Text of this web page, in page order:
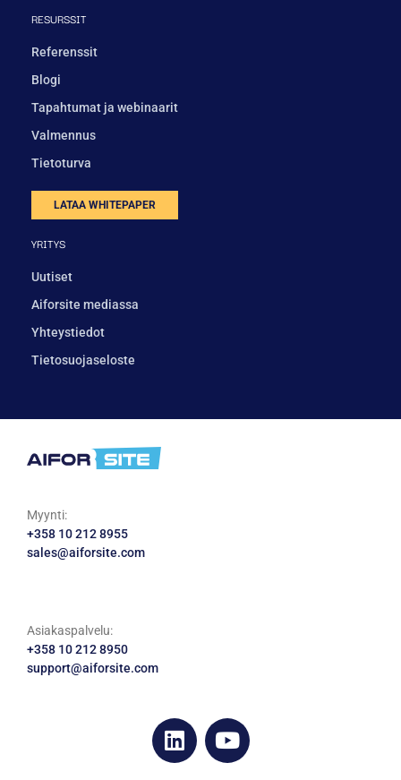
RESURSSIT
Referenssit
Blogi
Tapahtumat ja webinaarit
Valmennus
Tietoturva
LATAA WHITEPAPER
YRITYS
Uutiset
Aiforsite mediassa
Yhteystiedot
Tietosuojaseloste
Myynti:
+358 10 212 8955
sales@aiforsite.com
Asiakaspalvelu:
+358 10 212 8950
support@aiforsite.com